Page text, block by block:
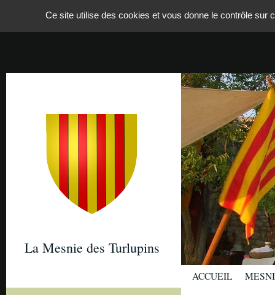
La Mesnie des Turlupins
ACCUEIL
Ce site utilise des cookies et vous donne le contrôle sur